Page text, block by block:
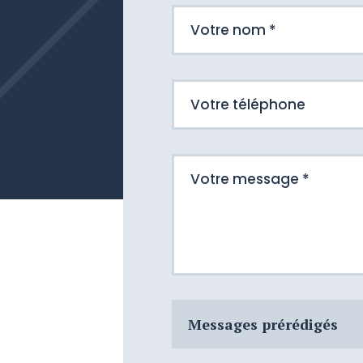
Messages prérédigés